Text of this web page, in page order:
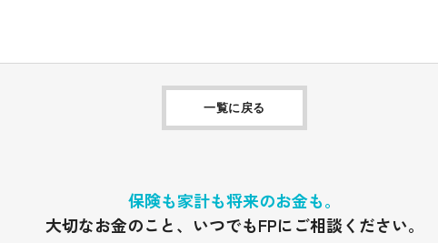
一覧に戻る
保険も家計も将来のお金も。
大切なお金のこと、 いつでもFPにご相談ください。